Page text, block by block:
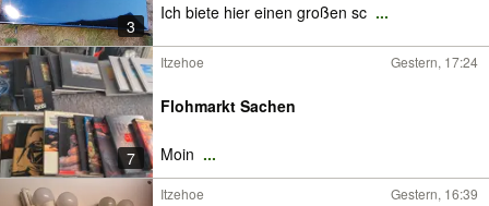
3
Ich biete hier einen großen sc ...
7
Itzehoe Gestern, 17:24
Flohmarkt Sachen
Moin ...
Itzehoe Gestern, 16:39